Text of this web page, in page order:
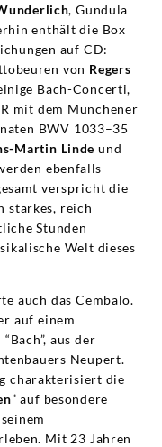
, Gundula
enthält die Box
auf CD:
von Regers
Bach-Concerti,
mit dem Münchener
BWV 1033–35
Martin Linde und
ebenfalls
verspricht die
starkes, reich
Stunden
Welt dieses
auch das Cembalo.
auf einem
aus der
Neupert.
charakterisiert die
” auf besondere
Mit 23 Jahren